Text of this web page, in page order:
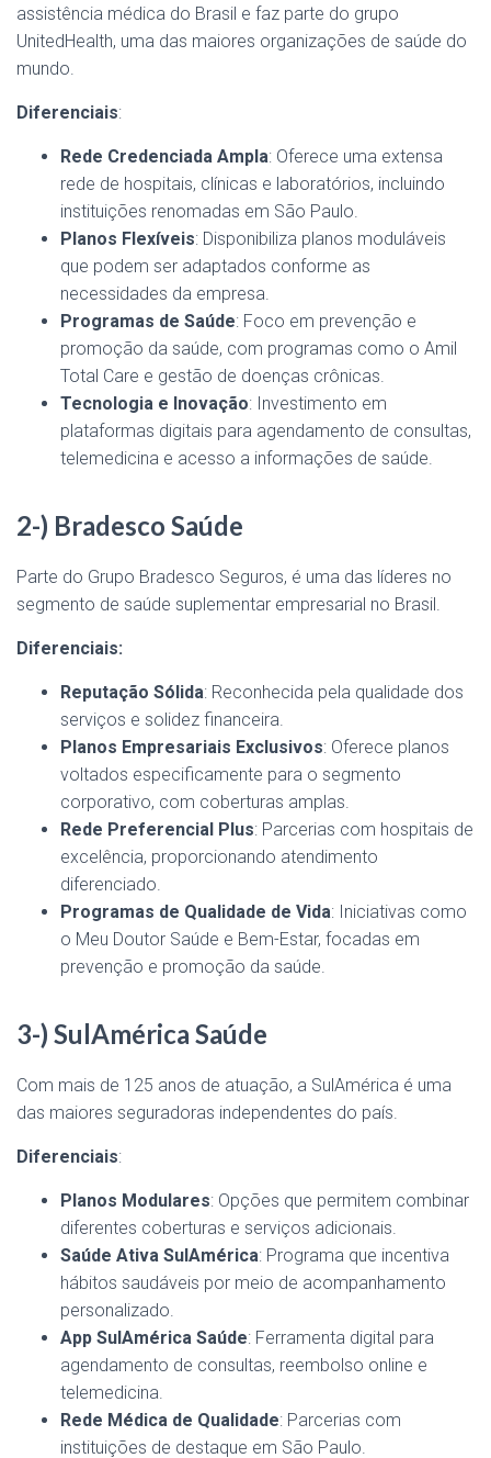
assistência médica do Brasil e faz parte do grupo
UnitedHealth, uma das maiores organizações de saúde do
mundo.
Diferenciais:
Rede Credenciada Ampla: Oferece uma extensa
rede de hospitais, clínicas e laboratórios, incluindo
instituições renomadas em São Paulo.
Planos Flexíveis: Disponibiliza planos moduláveis
que podem ser adaptados conforme as
necessidades da empresa.
Programas de Saúde: Foco em prevenção e
promoção da saúde, com programas como o Amil
Total Care e gestão de doenças crônicas.
Tecnologia e Inovação: Investimento em
plataformas digitais para agendamento de consultas,
telemedicina e acesso a informações de saúde.
2-) Bradesco Saúde
Parte do Grupo Bradesco Seguros, é uma das líderes no
segmento de saúde suplementar empresarial no Brasil.
Diferenciais:
Reputação Sólida: Reconhecida pela qualidade dos
serviços e solidez financeira.
Planos Empresariais Exclusivos: Oferece planos
voltados especificamente para o segmento
corporativo, com coberturas amplas.
Rede Preferencial Plus: Parcerias com hospitais de
excelência, proporcionando atendimento
diferenciado.
Programas de Qualidade de Vida: Iniciativas como
o Meu Doutor Saúde e Bem-Estar, focadas em
prevenção e promoção da saúde.
3-) SulAmérica Saúde
Com mais de 125 anos de atuação, a SulAmérica é uma
das maiores seguradoras independentes do país.
Diferenciais:
Planos Modulares: Opções que permitem combinar
diferentes coberturas e serviços adicionais.
Saúde Ativa SulAmérica: Programa que incentiva
hábitos saudáveis por meio de acompanhamento
personalizado.
App SulAmérica Saúde: Ferramenta digital para
agendamento de consultas, reembolso online e
telemedicina.
Rede Médica de Qualidade: Parcerias com
instituições de destaque em São Paulo.